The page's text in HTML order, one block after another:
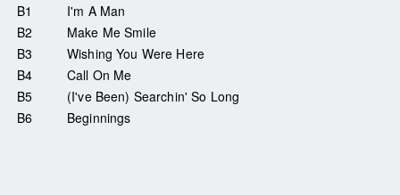
B1
I'm A Man
B2
Make Me Smile
B3
Wishing You Were Here
B4
Call On Me
B5
(I've Been) Searchin' So Long
B6
Beginnings